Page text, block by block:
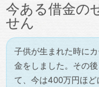
今ある借金の
せん
子供が生まれた時に
金をしました。その
て、今は400万円ほど